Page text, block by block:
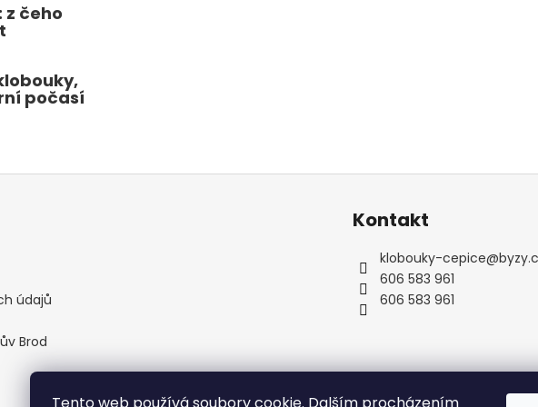
z čeho
počasí
údajů
Brod
Kontakt
klobouky-cepice@
606 583 961
606 583 961